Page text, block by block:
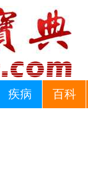
疾病 百科